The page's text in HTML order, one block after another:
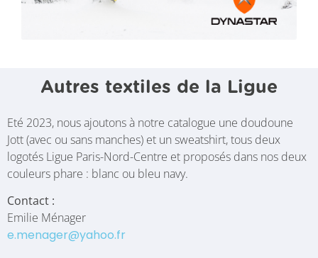
Autres textiles de la Ligue
Eté 2023, nous ajoutons à notre catalogue une doudoune
Jott (avec ou sans manches) et un sweatshirt, tous deux
logotés Ligue Paris-Nord-Centre et proposés dans nos deux
couleurs phare : blanc ou bleu navy.
Contact :
Emilie Ménager
e.menager@yahoo.fr